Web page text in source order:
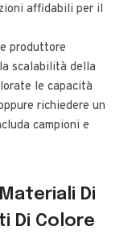
affidabili per il
produttore
scalabilità della
le capacità
richiedere un
campioni e
Di
Di Colore